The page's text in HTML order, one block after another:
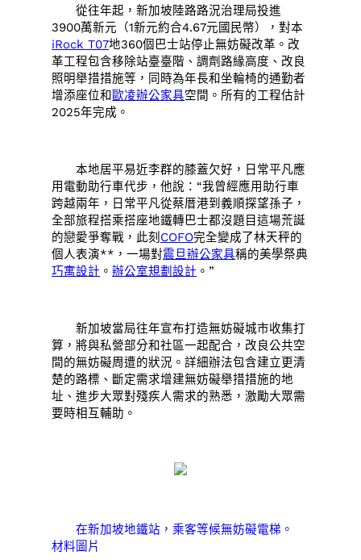
從往年起，新加坡陸路路況治理局投進
3900萬新元（1新元約合4.67元國民幣），對本
iRock T07地360個巴士站停止無妨礙改革。改
革工程包含移除站臺臺階、調劑路緣高度、改良
照明舉措措施等，同時為年長和坐輪椅的通勤者
增添座位和歐凌辦公家具空間。所有的工程估計
2025年完成。
本地居平易近李群的膝蓋欠好，日常平凡應
用電動助行車代步，他說：“我曾經應用助行車
跨越兩年，日常平凡從蔡厝港到義順探望孫子，
全部旅程搭乘搭座地鐵轉巴士都沒題目這場荒誕
的戀愛爭奪戰，此刻 COFO完全變成了林天秤的
個人表演**，一場對震旦辦公家具稱的美學祭典
巧寓設計 。辦公室規劃設計 。”
新加坡當局往年宣布打造無妨礙城市收集打
算，將與私營部分和社區一起配合，改良公共空
間的無妨礙周遭的狀況。詳細辦法包含建立更清
楚的路標、斷定需求增建無妨礙舉措措施的地
址、進步大眾對殘疾人需求的熟悉，激勵大眾需
要時相互輔助。
在新加坡地鐵站，乘客等候無妨礙電梯。
材料圖片